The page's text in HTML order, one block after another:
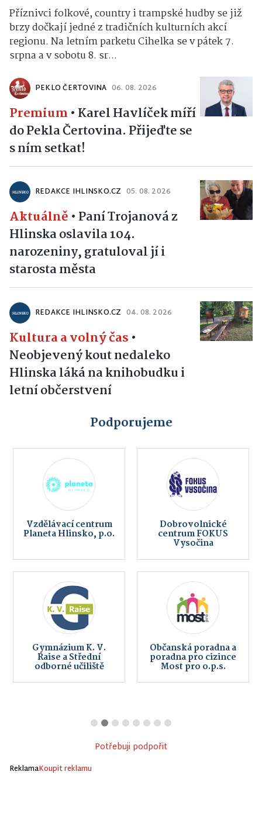
Příznivci folkové, country i trampské hudby se již
brzy dočkají jedné z tradičních kulturních akcí
regionu. Na letním parketu Cihelka se v pátek 7.
srpna a v sobotu 8. sr...
PEKLO ČERTOVINA 06. 08. 2026
Premium • Karel Havlíček míří
do Pekla Čertovina. Přijeďte se
s ním setkat!
REDAKCE IHLINSKO.CZ 05. 08. 2026
Aktuálně • Paní Trojanová z
Hlinska oslavila 104.
narozeniny, gratuloval jí i
starosta města
REDAKCE IHLINSKO.CZ 04. 08. 2026
Kultura a volný čas •
Neobjevený kout nedaleko
Hlinska láká na knihobudku i
letní občerstvení
Podporujeme
Vzdělávací centrum
Planeta Hlinsko, p.o.
Dobrovolnické
centrum FOKUS
Vysočina
Gymnázium K. V.
Raise a Střední
odborné učiliště
Občanská poradna a
poradna pro cizince
Most pro o.p.s.
Potřebuji podpořit
ReklamaKoupit reklamu